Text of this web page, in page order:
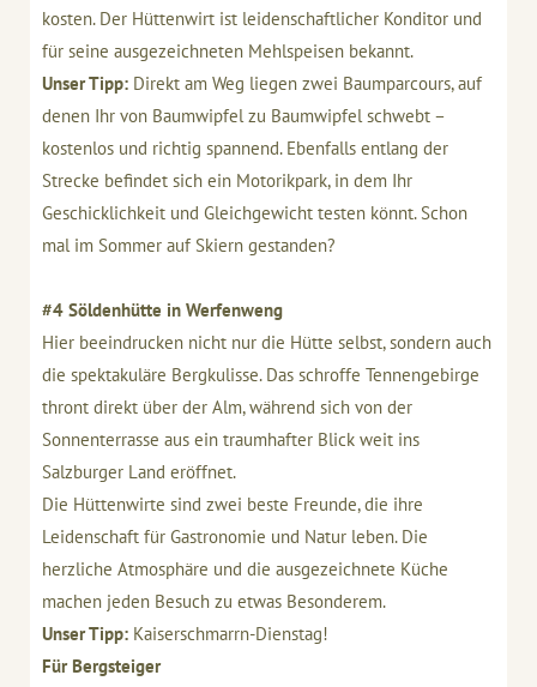
kosten. Der Hüttenwirt ist leidenschaftlicher Konditor und
für seine ausgezeichneten Mehlspeisen bekannt.
Unser Tipp: Direkt am Weg liegen zwei Baumparcours, auf
denen Ihr von Baumwipfel zu Baumwipfel schwebt –
kostenlos und richtig spannend. Ebenfalls entlang der
Strecke befindet sich ein Motorikpark, in dem Ihr
Geschicklichkeit und Gleichgewicht testen könnt. Schon
mal im Sommer auf Skiern gestanden?
#4 Söldenhütte in Werfenweng
Hier beeindrucken nicht nur die Hütte selbst, sondern auch
die spektakuläre Bergkulisse. Das schroffe Tennengebirge
thront direkt über der Alm, während sich von der
Sonnenterrasse aus ein traumhafter Blick weit ins
Salzburger Land eröffnet.
Die Hüttenwirte sind zwei beste Freunde, die ihre
Leidenschaft für Gastronomie und Natur leben. Die
herzliche Atmosphäre und die ausgezeichnete Küche
machen jeden Besuch zu etwas Besonderem.
Unser Tipp: Kaiserschmarrn-Dienstag!
Für Bergsteiger